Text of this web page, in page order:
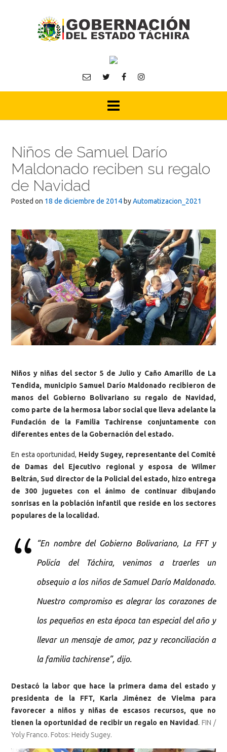
Niños de Samuel Darío
Maldonado reciben su regalo
de Navidad
Posted on 18 de diciembre de 2014 byAutomatizacion_2021
Niños y niñas del sector 5 de Julio y Caño Amarillo de La
Tendida, municipio Samuel Darío Maldonado recibieron de
manos del Gobierno Bolivariano su regalo de Navidad,
como parte de la hermosa labor social que lleva adelante la
Fundación de la Familia Tachirense conjuntamente con
diferentes entes de la Gobernación del estado.
En esta oportunidad, Heidy Sugey, representante del Comité
de Damas del Ejecutivo regional y esposa de Wilmer
Beltrán, Sud director de la Policial del estado, hizo entrega
de 300 juguetes con el ánimo de continuar dibujando
sonrisas en la población infantil que reside en los sectores
populares de la localidad.
“En nombre del Gobierno Bolivariano, La FFT y
Policía del Táchira, venimos a traerles un
obsequio a los niños de Samuel Darío Maldonado.
Nuestro compromiso es alegrar los corazones de
los pequeños en esta época tan especial del año y
llevar un mensaje de amor, paz y reconciliación a
la familia tachirense”, dijo.
Destacó la labor que hace la primera dama del estado y
presidenta de la FFT, Karla Jiménez de Vielma para
favorecer a niños y niñas de escasos recursos, que no
tienen la oportunidad de recibir un regalo en Navidad. FIN /
Yoly Franco. Fotos: Heidy Sugey.